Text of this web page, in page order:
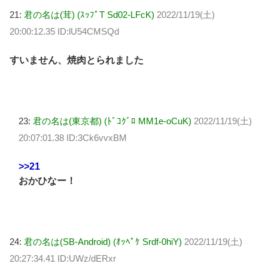
21: 君の名は(茸) (ｽｯﾌﾟT Sd02-LFcK) 2022/11/19(土)
20:00:12.35 ID:lU54CMSQd
すいません、焼肉とられました
23: 君の名は(東京都) (ﾄﾞｺｸﾞﾛ MM1e-oCuK) 2022/11/19(土)
20:07:01.38 ID:3Ck6vvxBM
>>21
おかひなー！
24: 君の名は(SB-Android) (ｵｯﾍﾟｹ Srdf-0hiY) 2022/11/19(土)
20:27:34.41 ID:UWz/dERxr